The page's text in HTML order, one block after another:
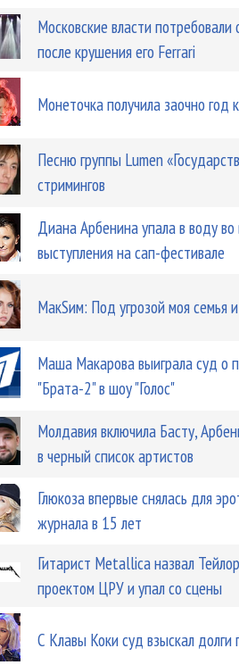
Московские власти
после крушения его Ferrari
Монеточка получила заочно год
Песню группы Lumen
стримингов
Диана Арбенина упала в воду во
выступления на сап-фестивале
МакSим: Под угрозой моя семья
Маша Макарова выиграла суд о
"Брата-2" в шоу "Голос"
Молдавия включила Басту,
в черный список артистов
Глюкоза впервые снялась для
журнала в 15 лет
Гитарист Metallica назвал
проектом ЦРУ и упал со сцены
С Клавы Коки суд взыскал